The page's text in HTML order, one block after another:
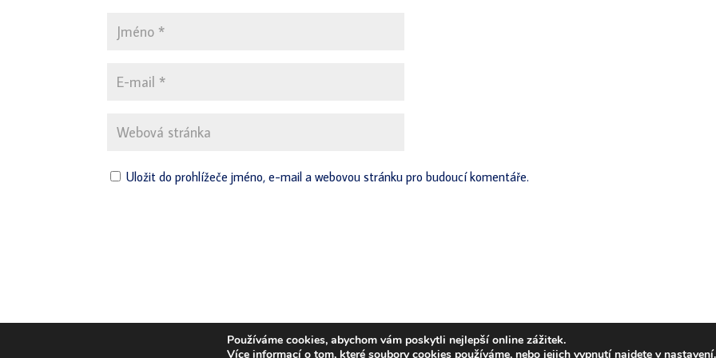
Uložit do prohlížeče jméno, e-mail a webovou stránku pro budoucí komentáře.
Týmová diagnostika. Rozvoj a koučování týmů a jejich lídrů. © Team Compass, 2019
Používáme cookies, abychom vám poskytli nejlepší online zážitek.
Více informací o tom, které soubory cookies používáme, nebo jejich vypnutí najdete v nastavení.